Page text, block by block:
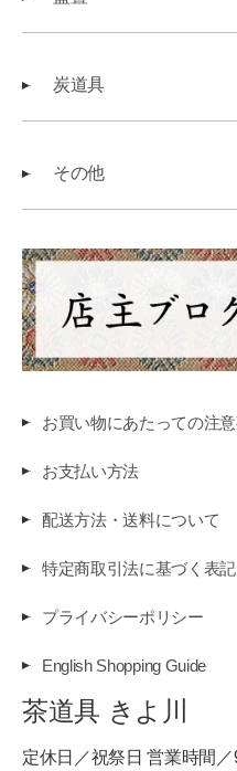
炭道具
その他
お買い物にあたっての注
お支払い方法
配送方法・送料について
特定商取引法に基づく表記
プライバシーポリシー
English Shopping Guide
茶道具 きよ川
定休日／祝祭日 営業時間